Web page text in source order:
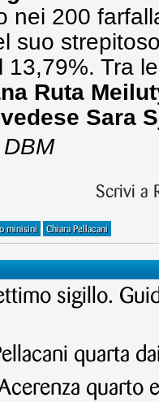
nei 200
suo
13,79%. Tra
Ruta
Sara
Scrivi a
minisini Chiara Pellacani
sigillo.
quarta
quarto